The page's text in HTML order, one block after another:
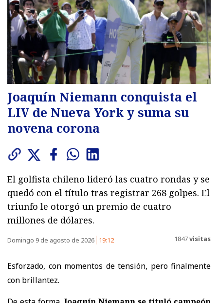
Joaquín Niemann conquista el
LIV de Nueva York y suma su
novena corona
El golfista chileno lideró las cuatro rondas y se
quedó con el título tras registrar 268 golpes. El
triunfo le otorgó un premio de cuatro
millones de dólares.
Domingo 9 de agosto de 2026 19:12 1847visitas
Esforzado, con momentos de tensión, pero finalmente
con brillantez.